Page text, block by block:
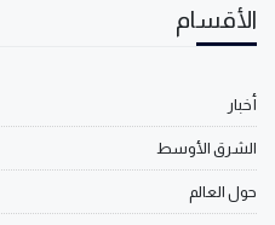
الأقسام
أخبار
الشرق الأوسط
حول العالم